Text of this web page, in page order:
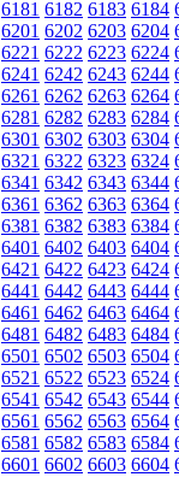
6181 6182 6183 6184
6201 6202 6203 6204
6221 6222 6223 6224
6241 6242 6243 6244
6261 6262 6263 6264
6281 6282 6283 6284
6301 6302 6303 6304
6321 6322 6323 6324
6341 6342 6343 6344
6361 6362 6363 6364
6381 6382 6383 6384
6401 6402 6403 6404
6421 6422 6423 6424
6441 6442 6443 6444
6461 6462 6463 6464
6481 6482 6483 6484
6501 6502 6503 6504
6521 6522 6523 6524
6541 6542 6543 6544
6561 6562 6563 6564
6581 6582 6583 6584
6601 6602 6603 6604